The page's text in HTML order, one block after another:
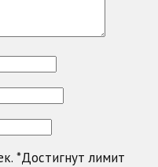
*Достигнут лимит